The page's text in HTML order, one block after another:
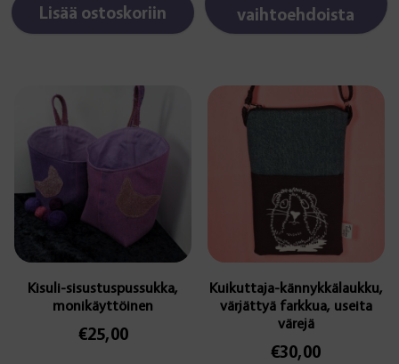
Lisää ostoskoriin
vaihtoehdoista
Kisuli-sisustuspussukka,
monikäyttöinen
€25,00
Kuikuttaja-kännykkälaukku,
värjättyä farkkua, useita
värejä
€30,00
Tällä
tuotteella
muunnelma.
Voit
tehdä
valinnat
tuotteen
sivulla.